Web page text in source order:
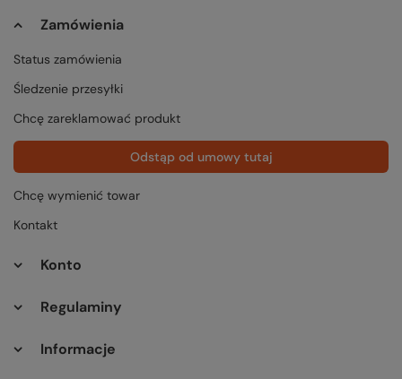
Zamówienia
Status zamówienia
Śledzenie przesyłki
Chcę zareklamować produkt
Odstąp od umowy tutaj
Chcę wymienić towar
Kontakt
Konto
Regulaminy
Informacje